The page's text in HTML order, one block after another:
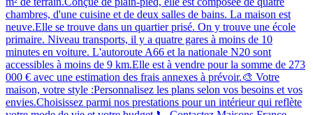
chambres, d'une cuisine et de deux salles de bains. La maison est
neuve.Elle se trouve dans un quartier prisé. On y trouve une école
primaire. Niveau transports, il y a quatre gares à moins de 10
minutes en voiture. L'autoroute A66 et la nationale N20 sont
accessibles à moins de 9 km.Elle est à vendre pour la somme de 273
000 € avec une estimation des frais annexes à prévoir.🎨 Votre
maison, votre style :Personnalisez les plans selon vos besoins et vos
envies.Choisissez parmi nos prestations pour un intérieur qui reflète